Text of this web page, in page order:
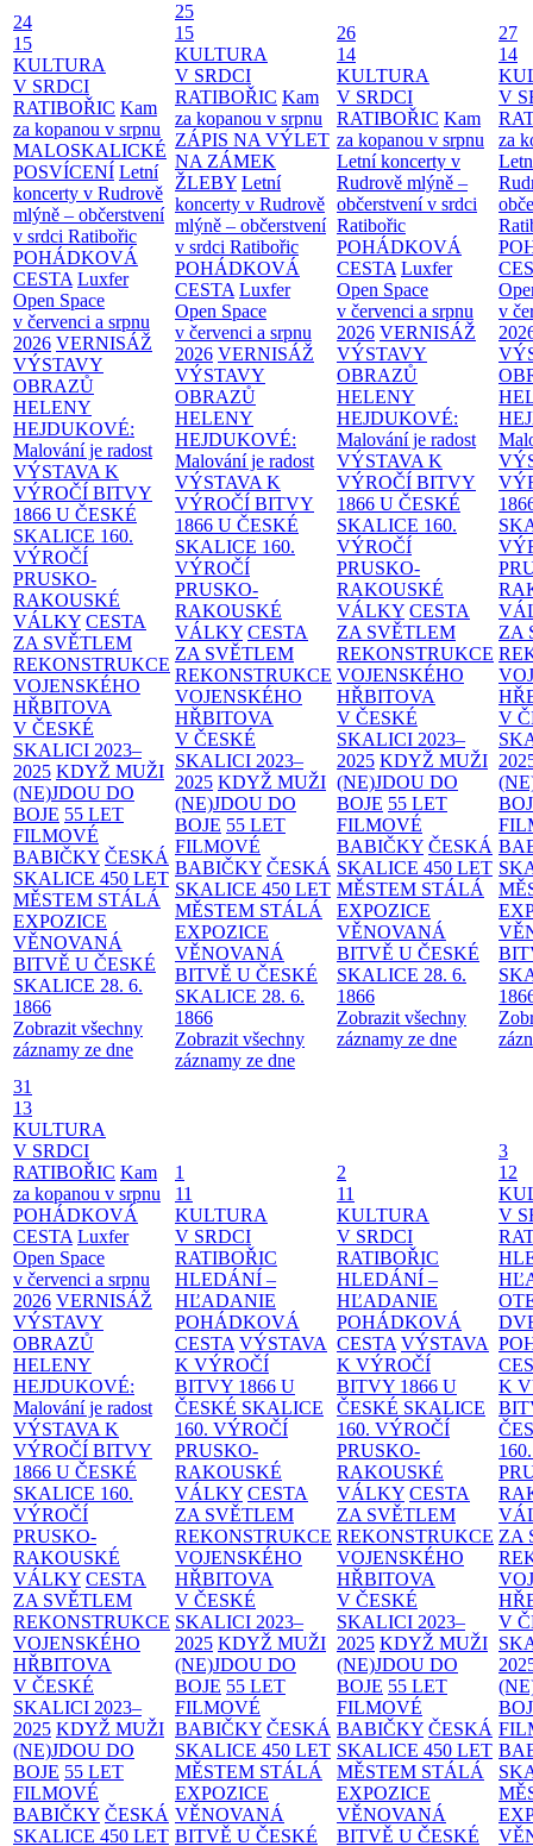
24
15
KULTURA
V SRDCI
RATIBOŘIC Kam
za kopanou v srpnu
MALOSKALICKÉ
POSVÍCENÍ Letní
koncerty v Rudrově
mlýně – občerstvení
v srdci Ratibořic
POHÁDKOVÁ
CESTA Luxfer
Open Space
v červenci a srpnu
2026 VERNISÁŽ
VÝSTAVY
OBRAZŮ
HELENY
HEJDUKOVÉ:
Malování je radost
VÝSTAVA K
VÝROČÍ BITVY
1866 U ČESKÉ
SKALICE 160.
VÝROČÍ
PRUSKO-
RAKOUSKÉ
VÁLKY CESTA
ZA SVĚTLEM
REKONSTRUKCE
VOJENSKÉHO
HŘBITOVA
V ČESKÉ
SKALICI 2023–
2025 KDYŽ MUŽI
(NE)JDOU DO
BOJE 55 LET
FILMOVÉ
BABIČKY ČESKÁ
SKALICE 450 LET
MĚSTEM STÁLÁ
EXPOZICE
VĚNOVANÁ
BITVĚ U ČESKÉ
SKALICE 28. 6.
1866
Zobrazit všechny
záznamy ze dne
25
15
KULTURA
V SRDCI
RATIBOŘIC Kam
za kopanou v srpnu
ZÁPIS NA VÝLET
NA ZÁMEK
ŽLEBY Letní
koncerty v Rudrově
mlýně – občerstvení
v srdci Ratibořic
POHÁDKOVÁ
CESTA Luxfer
Open Space
v červenci a srpnu
2026 VERNISÁŽ
VÝSTAVY
OBRAZŮ
HELENY
HEJDUKOVÉ:
Malování je radost
VÝSTAVA K
VÝROČÍ BITVY
1866 U ČESKÉ
SKALICE 160.
VÝROČÍ
PRUSKO-
RAKOUSKÉ
VÁLKY CESTA
ZA SVĚTLEM
REKONSTRUKCE
VOJENSKÉHO
HŘBITOVA
V ČESKÉ
SKALICI 2023–
2025 KDYŽ MUŽI
(NE)JDOU DO
BOJE 55 LET
FILMOVÉ
BABIČKY ČESKÁ
SKALICE 450 LET
MĚSTEM STÁLÁ
EXPOZICE
VĚNOVANÁ
BITVĚ U ČESKÉ
SKALICE 28. 6.
1866
Zobrazit všechny
záznamy ze dne
26
14
KULTURA
V SRDCI
RATIBOŘIC Kam
za kopanou v srpnu
Letní koncerty v
Rudrově mlýně –
občerstvení v srdci
Ratibořic
POHÁDKOVÁ
CESTA Luxfer
Open Space
v červenci a srpnu
2026 VERNISÁŽ
VÝSTAVY
OBRAZŮ
HELENY
HEJDUKOVÉ:
Malování je radost
VÝSTAVA K
VÝROČÍ BITVY
1866 U ČESKÉ
SKALICE 160.
VÝROČÍ
PRUSKO-
RAKOUSKÉ
VÁLKY CESTA
ZA SVĚTLEM
REKONSTRUKCE
VOJENSKÉHO
HŘBITOVA
V ČESKÉ
SKALICI 2023–
2025 KDYŽ MUŽI
(NE)JDOU DO
BOJE 55 LET
FILMOVÉ
BABIČKY ČESKÁ
SKALICE 450 LET
MĚSTEM STÁLÁ
EXPOZICE
VĚNOVANÁ
BITVĚ U ČESKÉ
SKALICE 28. 6.
1866
Zobrazit všechny
záznamy ze dne
27
14
V
za
v
ZA
V
31
13
KULTURA
V SRDCI
RATIBOŘIC Kam
za kopanou v srpnu
POHÁDKOVÁ
CESTA Luxfer
Open Space
v červenci a srpnu
2026 VERNISÁŽ
VÝSTAVY
OBRAZŮ
HELENY
HEJDUKOVÉ:
Malování je radost
VÝSTAVA K
VÝROČÍ BITVY
1866 U ČESKÉ
SKALICE 160.
VÝROČÍ
PRUSKO-
RAKOUSKÉ
VÁLKY CESTA
ZA SVĚTLEM
REKONSTRUKCE
VOJENSKÉHO
HŘBITOVA
V ČESKÉ
SKALICI 2023–
2025 KDYŽ MUŽI
(NE)JDOU DO
BOJE 55 LET
FILMOVÉ
BABIČKY ČESKÁ
SKALICE 450 LET
1
11
KULTURA
V SRDCI
RATIBOŘIC
HLEDÁNÍ –
HĽADANIE
POHÁDKOVÁ
CESTA VÝSTAVA
K VÝROČÍ
BITVY 1866 U
ČESKÉ SKALICE
160. VÝROČÍ
PRUSKO-
RAKOUSKÉ
VÁLKY CESTA
ZA SVĚTLEM
REKONSTRUKCE
VOJENSKÉHO
HŘBITOVA
V ČESKÉ
SKALICI 2023–
2025 KDYŽ MUŽI
(NE)JDOU DO
BOJE 55 LET
FILMOVÉ
BABIČKY ČESKÁ
SKALICE 450 LET
MĚSTEM STÁLÁ
EXPOZICE
VĚNOVANÁ
BITVĚ U ČESKÉ
2
11
KULTURA
V SRDCI
RATIBOŘIC
HLEDÁNÍ –
HĽADANIE
POHÁDKOVÁ
CESTA VÝSTAVA
K VÝROČÍ
BITVY 1866 U
ČESKÉ SKALICE
160. VÝROČÍ
PRUSKO-
RAKOUSKÉ
VÁLKY CESTA
ZA SVĚTLEM
REKONSTRUKCE
VOJENSKÉHO
HŘBITOVA
V ČESKÉ
SKALICI 2023–
2025 KDYŽ MUŽI
(NE)JDOU DO
BOJE 55 LET
FILMOVÉ
BABIČKY ČESKÁ
SKALICE 450 LET
MĚSTEM STÁLÁ
EXPOZICE
VĚNOVANÁ
BITVĚ U ČESKÉ
3
12
V
K
ZA
V